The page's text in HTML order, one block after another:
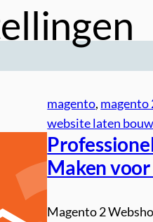
magento, magento
website laten
Maken
Magento 2